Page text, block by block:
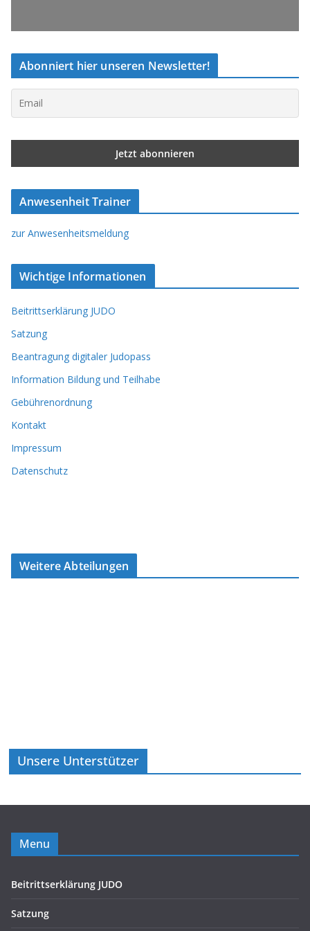
Abonniert hier unseren Newsletter!
Anwesenheit Trainer
zur Anwesenheitsmeldung
Wichtige Informationen
Beitrittserklärung JUDO
Satzung
Beantragung digitaler Judopass
Information Bildung und Teilhabe
Gebührenordnung
Kontakt
Impressum
Datenschutz
Weitere Abteilungen
Unsere Unterstützer
Menu
Beitrittserklärung JUDO
Satzung